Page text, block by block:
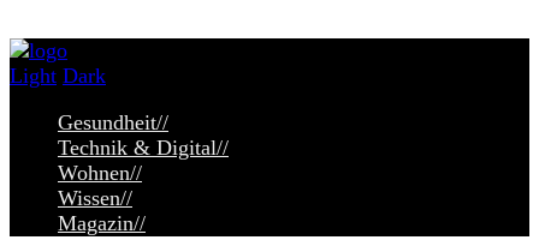
Light Dark
Gesundheit//
Technik & Digital//
Wohnen//
Wissen//
Magazin//